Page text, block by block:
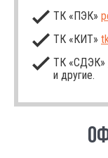
ТК «ПЭК»
ТК «КИТ»
ТК «СДЭК»
и другие.